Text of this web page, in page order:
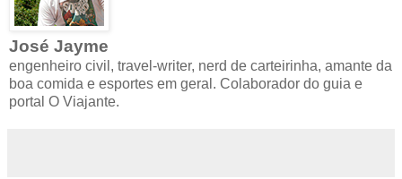
José Jayme
engenheiro civil, travel-writer, nerd de carteirinha, amante da
boa comida e esportes em geral. Colaborador do guia e
portal O Viajante.